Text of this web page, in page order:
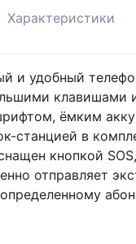
Характеристики
и удобный
клавишами
ёмким
станцией в
кнопкой
отправляет